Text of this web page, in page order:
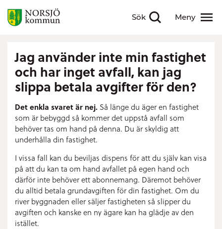
Sök
Visa sökfält Meny
Visa meny
Jag använder inte min fastighet
och har inget avfall, kan jag
slippa betala avgifter för den?
Det enkla svaret är nej. Så länge du äger en fastighet
som är bebyggd så kommer det uppstå avfall som
behöver tas om hand på denna. Du är skyldig att
underhålla din fastighet.
I vissa fall kan du beviljas dispens för att du själv kan visa
på att du kan ta om hand avfallet på egen hand och
därför inte behöver ett abonnemang. Däremot behöver
du alltid betala grundavgiften för din fastighet. Om du
river byggnaden eller säljer fastigheten så slipper du
avgiften och kanske en ny ägare kan ha glädje av den
istället.